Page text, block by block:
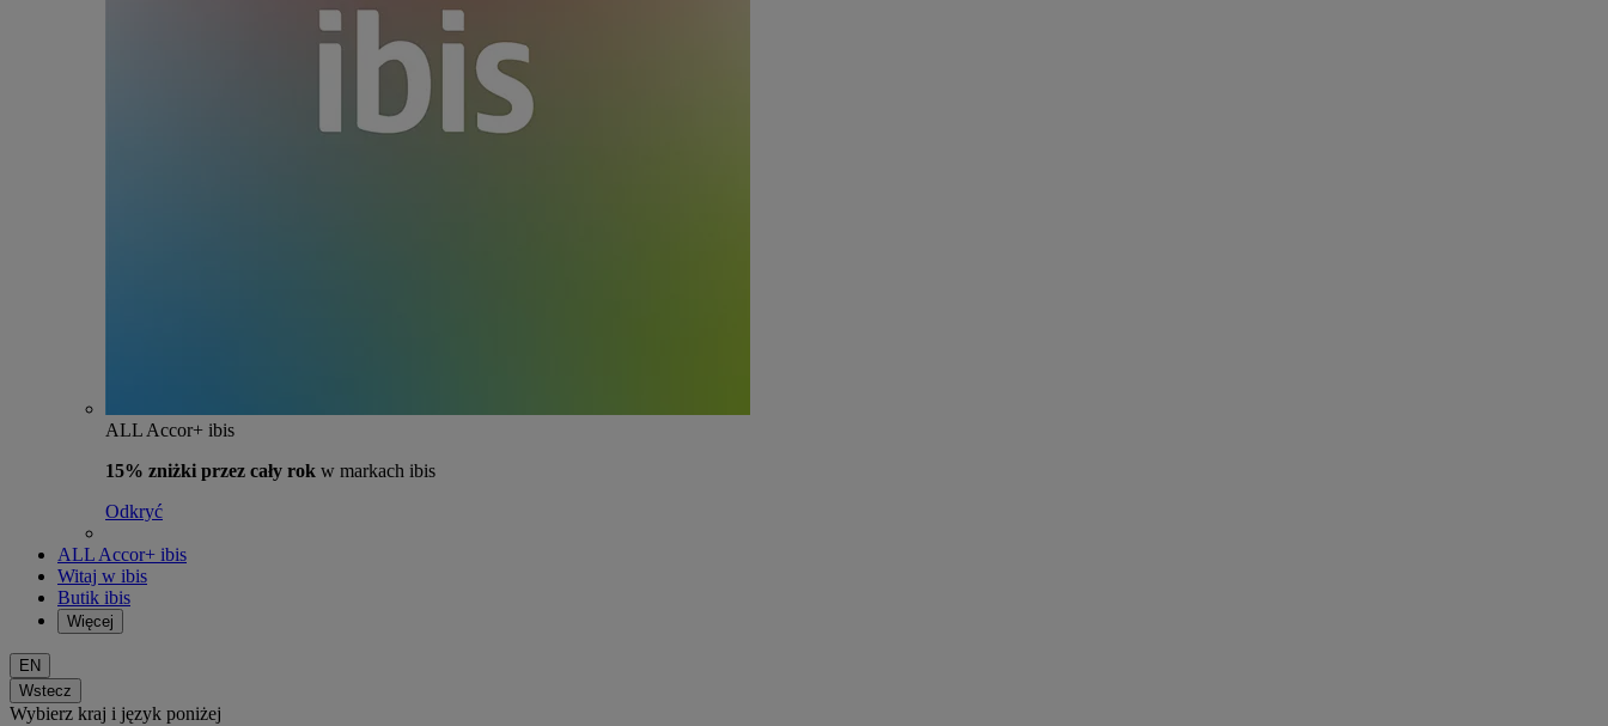
ALL Accor+ ibis
15% zniżki przez cały rok w markach ibis
Odkryć
ALL Accor+ ibis
Witaj w ibis
Butik ibis
Więcej
EN
Wstecz
Wybierz kraj i język poniżej